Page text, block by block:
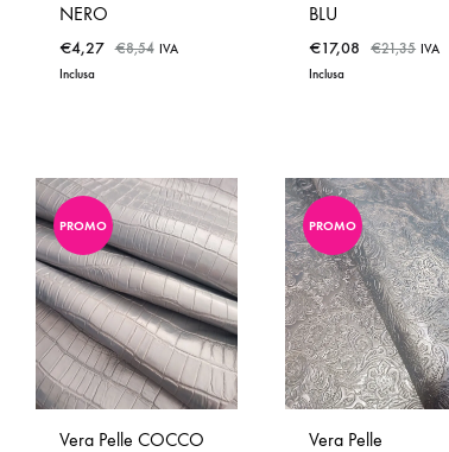
NERO
€4,27 €8,54 IVA
Inclusa
ADD
TO
WISHLIST
BLU
€17,08 €21,35 IVA
Inclusa
ADD
TO
WISHLIST
PROMO
Vera Pelle COCCO
PROMO
Vera Pelle